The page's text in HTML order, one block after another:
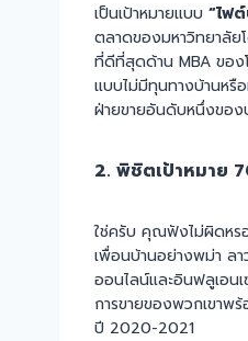
เป็นเป้าหมายแบบ “ไฟ
ตลาดของมหาวิทยาลัย
ที่ดีที่สุดด้าน MBA ของ
แบบไม่มีทุนทางบ้านหรื
ฝ่ายขายอันดับหนึ่งของ
2. พิชิตเป้าหมาย
ใช่ครับ คุณฟังไม่ผิดหรอ
เพื่อนบ้านอย่างพม่า ล
ออนไลน์และอินฟลูเอน
การขายของพวกเขาพ
ปี 2020-2021